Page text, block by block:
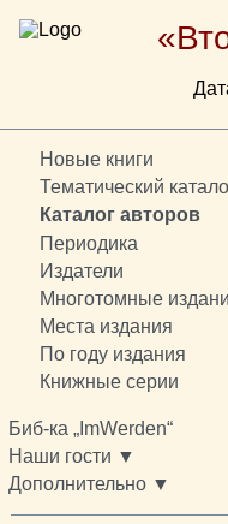
Новые книги
Тематический
Каталог авторов
Периодика
Издатели
Многотомные
Места издания
По году издания
Книжные серии
Биб-ка „ImWerden“
Наши гости ▼
Дополнительно ▼